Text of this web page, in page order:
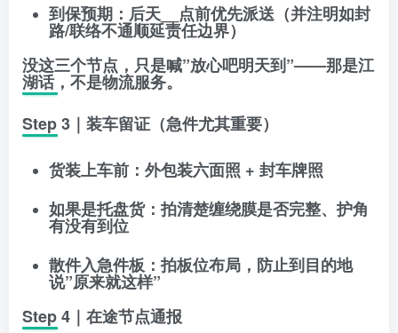
到保预期：后天__点前优先派送 （并注明如封
路/联络不通顺延责任边界）
没这三个节点，只是喊”放心吧明天到”——那是江
湖话，不是物流服务。
Step 3｜装车留证（急件尤其重要）
货装上车前：外包装六面照 + 封车牌照
如果是托盘货：拍清楚缠绕膜是否完整、护角
有没有到位
散件入急件板：拍板位布局，防止到目的地
说”原来就这样”
Step 4｜在途节点通报